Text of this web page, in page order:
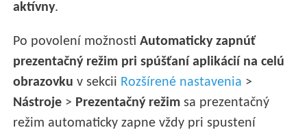
aktívny.
Po povolení možnostiAutomaticky zapnúť
prezentačný režim pri spúšťaní aplikácií na celú
obrazovku v sekcii Rozšírené nastavenia >
Nástroje > Prezentačný režim sa prezentačný
režim automaticky zapne vždy pri spustení